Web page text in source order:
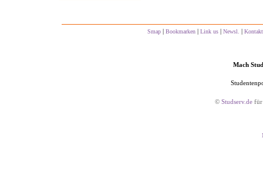
Smap | Bookmarken | Link us | Newsl. | Kontakt
Mach
© Studserv.de für